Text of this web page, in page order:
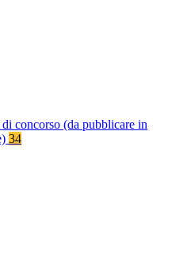
concorso (da pubblicare in
34